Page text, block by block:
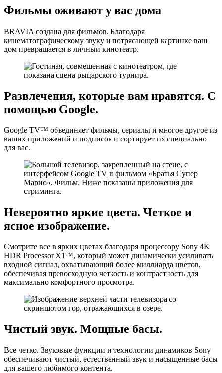
Фильмы оживают у вас дома
BRAVIA создана для фильмов. Благодаря
кинематографическому звуку и потрясающей картинке ваш
дом превращается в личный кинотеатр.
Развлечения, которые вам нравятся. С
помощью Google.
Google TV™ объединяет фильмы, сериалы и многое другое из
ваших приложений и подписок и сортирует их специально
для вас.
Невероятно яркие цвета. Четкое и
ясное изображение.
Смотрите все в ярких цветах благодаря процессору Sony 4K
HDR Processor X1™, который может динамически усиливать
входной сигнал, охватывающий более миллиарда цветов,
обеспечивая превосходную четкость и контрастность для
максимально комфортного просмотра.
Чистый звук. Мощные басы.
Все четко. Звуковые функции и технологии динамиков Sony
обеспечивают чистый, естественный звук и насыщенные басы
для вашего любимого контента.